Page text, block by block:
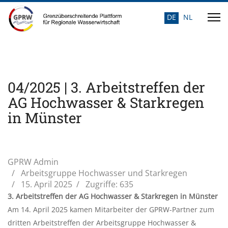
Sprache
DE NL
04/2025 | 3. Arbeitstreffen der
AG Hochwasser & Starkregen
in Münster
GPRW Admin
Arbeitsgruppe Hochwasser und Starkregen
15. April 2025
Zugriffe: 635
3. Arbeitstreffen der AG Hochwasser & Starkregen in Münster
Am 14. April 2025 kamen Mitarbeiter der GPRW-Partner zum
dritten Arbeitstreffen der Arbeitsgruppe Hochwasser &